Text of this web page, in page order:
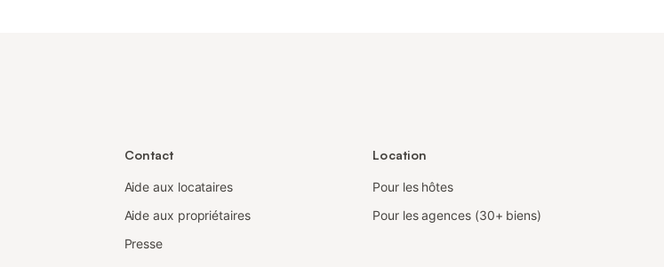
Contact
Aide aux locataires
Aide aux propriétaires
Presse
Location
Pour les hôtes
Pour les agences (30+ biens)